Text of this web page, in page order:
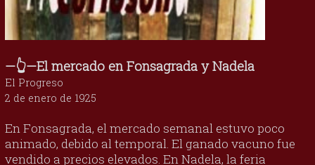
—👆—El mercado en Fonsagrada y Nadela
El Progreso
2 de enero de 1925
En Fonsagrada, el mercado semanal estuvo poco
animado, debido al temporal. El ganado vacuno fue
vendido a precios elevados. En Nadela, la feria